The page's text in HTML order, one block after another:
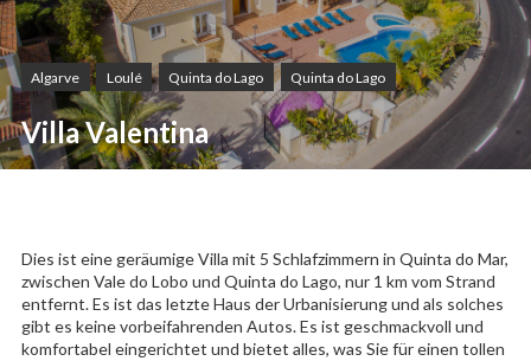
Algarve Loulé Quinta do Lago Quinta do Lago
Villa Valentina
Dies ist eine geräumige Villa mit 5 Schlafzimmern in Quinta do Mar,
zwischen Vale do Lobo und Quinta do Lago, nur 1 km vom Strand
entfernt. Es ist das letzte Haus der Urbanisierung und als solches
gibt es keine vorbeifahrenden Autos. Es ist geschmackvoll und
komfortabel eingerichtet und bietet alles, was Sie für einen tollen